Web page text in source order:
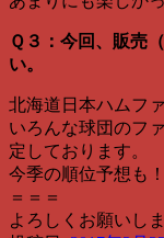
Ｑ３：今回、販売
い。
北海道日本ハムフ
いろんな球団のフ
定しております。
今季の順位予想も！
＝＝＝
よろしくお願いしま